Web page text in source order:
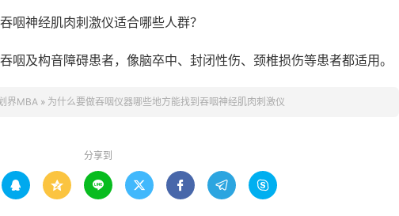
咽神经肌肉刺激仪适合哪些人群？
咽及构音障碍患者，像脑卒中、封闭性伤、颈椎损伤等患者都适用。
界MBA» 为什么要做吞咽仪器哪些地方能找到吞咽神经肌肉刺激仪
分享到
      